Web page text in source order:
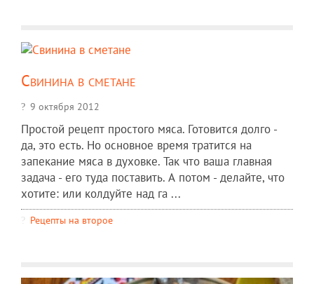
Свинина в сметане
9 октября 2012
Простой рецепт простого мяса. Готовится долго -
да, это есть. Но основное время тратится на
запекание мяса в духовке. Так что ваша главная
задача - его туда поставить. А потом - делайте, что
хотите: или колдуйте над га ...
Рецепты на второе